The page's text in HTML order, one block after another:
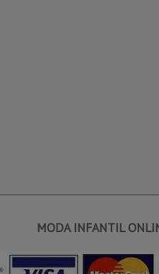
MODA INFANTIL